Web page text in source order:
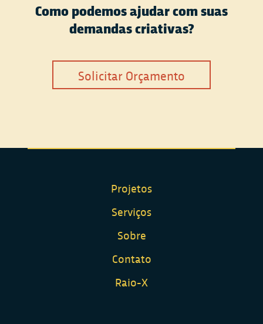
Como podemos ajudar com suas
demandas criativas?
Solicitar Orçamento
Projetos
Serviços
Sobre
Contato
Raio-X